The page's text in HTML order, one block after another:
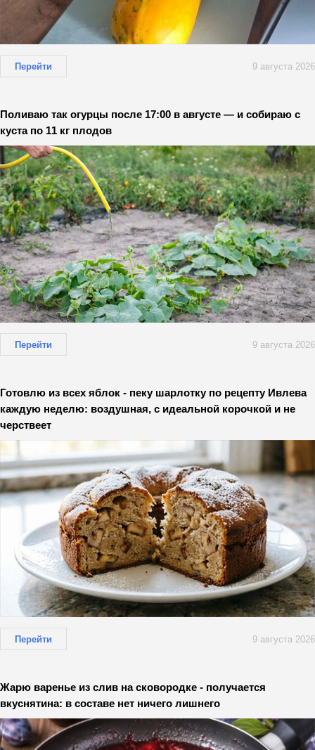
Перейти 9 августа 2026
Поливаю так огурцы после 17:00 в августе — и собираю с
куста по 11 кг плодов
Перейти 9 августа 2026
Готовлю из всех яблок - пеку шарлотку по рецепту Ивлева
каждую неделю: воздушная, с идеальной корочкой и не
черствеет
Перейти 9 августа 2026
Жарю варенье из слив на сковородке - получается
вкуснятина: в составе нет ничего лишнего